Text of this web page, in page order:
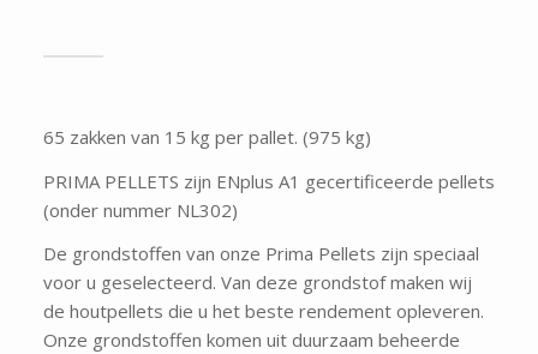
65 zakken van 15 kg per pallet. (975 kg)
PRIMA PELLETS zijn ENplus A1 gecertificeerde pellets
(onder nummer NL302)
De grondstoffen van onze Prima Pellets zijn speciaal
voor u geselecteerd. Van deze grondstof maken wij
de houtpellets die u het beste rendement opleveren.
Onze grondstoffen komen uit duurzaam beheerde